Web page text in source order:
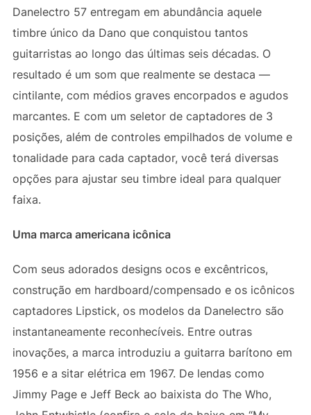
Danelectro 57 entregam em abundância aquele
timbre único da Dano que conquistou tantos
guitarristas ao longo das últimas seis décadas. O
resultado é um som que realmente se destaca —
cintilante, com médios graves encorpados e agudos
marcantes. E com um seletor de captadores de 3
posições, além de controles empilhados de volume e
tonalidade para cada captador, você terá diversas
opções para ajustar seu timbre ideal para qualquer
faixa.
Uma marca americana icônica
Com seus adorados designs ocos e excêntricos,
construção em hardboard/compensado e os icônicos
captadores Lipstick, os modelos da Danelectro são
instantaneamente reconhecíveis. Entre outras
inovações, a marca introduziu a guitarra barítono em
1956 e a sitar elétrica em 1967. De lendas como
Jimmy Page e Jeff Beck ao baixista do The Who,